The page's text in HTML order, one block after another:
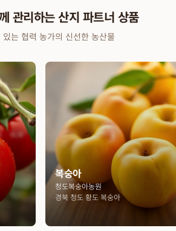
관리하는 산지 파트너 상품
있는 협력 농가의 신선한 농산물
복숭아
청도복숭아농원
경북 청도 황도 복숭아